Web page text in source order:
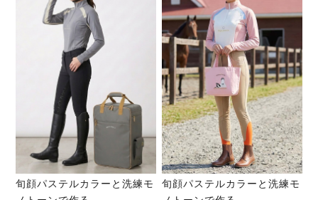
旬顔パステルカラーと洗練モ
旬顔パステルカラーと洗練モ